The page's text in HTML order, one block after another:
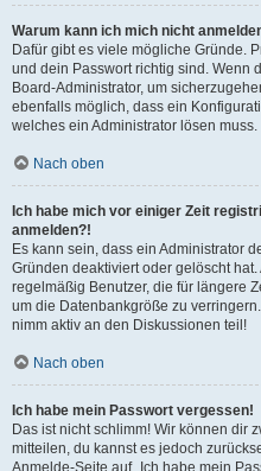
Warum kann ich mich nicht
Dafür gibt es viele mögliche Gründe.
und dein Passwort richtig sind. Wenn
Board-Administrator, um
ebenfalls möglich, dass ein
welches ein Administrator lösen muss.
Nach oben
Ich habe mich vor einiger Zeit
anmelden?!
Es kann sein, dass ein Administrator
Gründen deaktiviert oder gelöscht
regelmäßig Benutzer, die für längere
um die Datenbankgröße zu
nimm aktiv an den Diskussionen teil!
Nach oben
Ich habe mein Passwort vergessen!
Das ist nicht schlimm! Wir können dir
mitteilen, du kannst es jedoch
Anmelde-Seite auf „Ich habe mein